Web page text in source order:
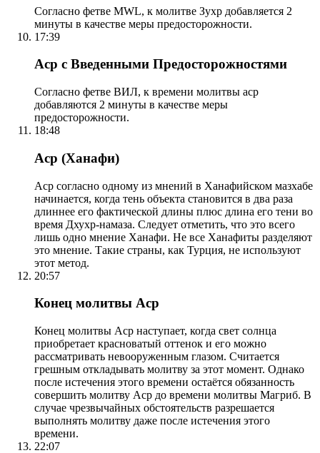
Согласно фетве MWL, к молитве Зухр добавляется 2
минуты в качестве меры предосторожности.
17:39
Аср с Введенными Предосторожностями
Согласно фетве ВИЛ, к времени молитвы аср
добавляются 2 минуты в качестве меры
предосторожности.
18:48
Аср (Ханафи)
Аср согласно одному из мнений в Ханафийском мазхабе
начинается, когда тень объекта становится в два раза
длиннее его фактической длины плюс длина его тени во
время Дхухр-намаза. Следует отметить, что это всего
лишь одно мнение Ханафи. Не все Ханафиты разделяют
это мнение. Такие страны, как Турция, не используют
этот метод.
20:57
Конец молитвы Аср
Конец молитвы Аср наступает, когда свет солнца
приобретает красноватый оттенок и его можно
рассматривать невооруженным глазом. Считается
грешным откладывать молитву за этот момент. Однако
после истечения этого времени остаётся обязанность
совершить молитву Аср до времени молитвы Магриб. В
случае чрезвычайных обстоятельств разрешается
выполнять молитву даже после истечения этого
времени.
22:07